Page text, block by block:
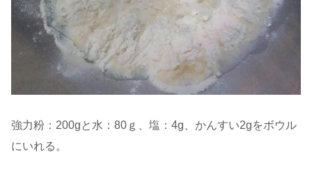
強力粉：200gと水：80ｇ、塩：4g、かんすい2gをボウル
にいれる。